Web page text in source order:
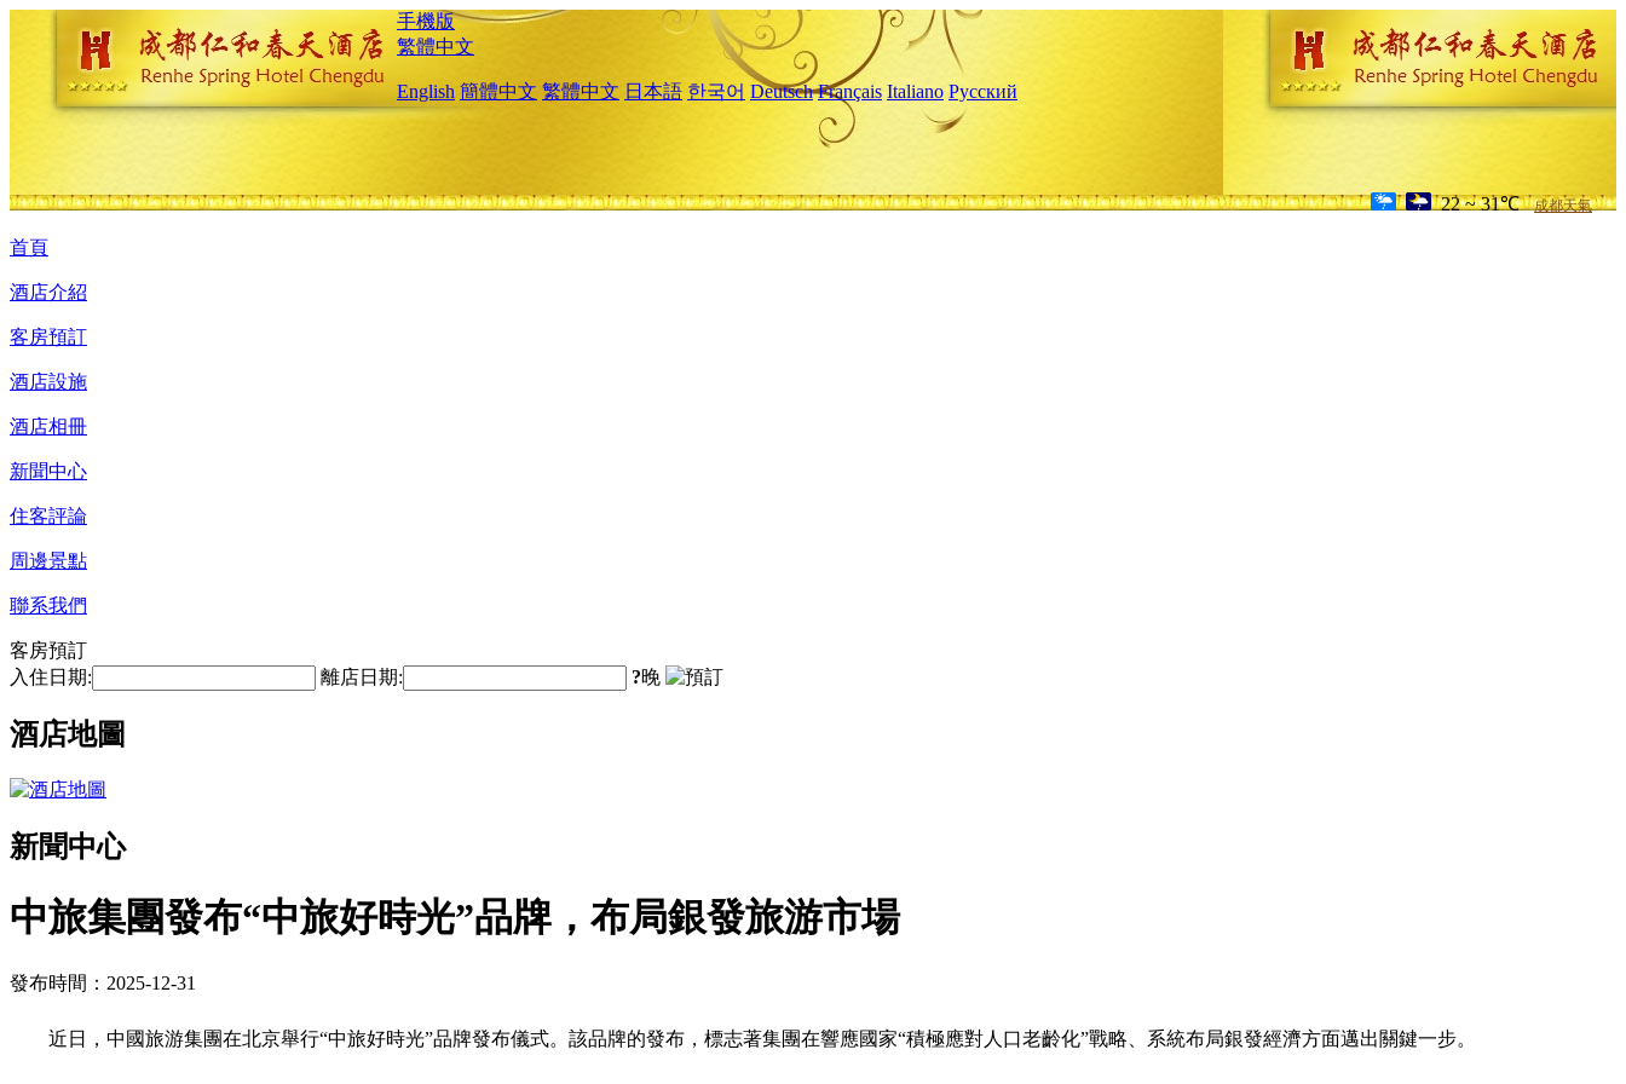
手機版
繁體中文
English 簡體中文 繁體中文 日本語 한국어 Deutsch Français Italiano Русский
22 ~ 31℃ 成都天氣
首頁
酒店介紹
客房預訂
酒店設施
酒店相冊
新聞中心
住客評論
周邊景點
聯系我們
客房預訂
入住日期:
離店日期: ?晚
酒店地圖
新聞中心
中旅集團發布“中旅好時光”品牌，布局銀發旅游市場
發布時間：2025-12-31
近日，中國旅游集團在北京舉行“中旅好時光”品牌發布儀式。該品牌的發布，標志著集團在響應國家“積極應對人口老齡化”戰略、系統布局銀發經濟方面邁出關鍵一步。